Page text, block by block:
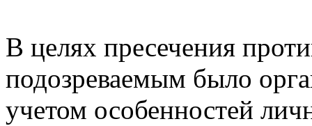
В целях пресечения
подозреваемым было
учетом особенностей